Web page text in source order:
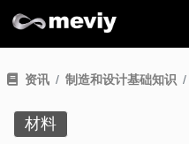
资讯 制造和设计基础知识
材料